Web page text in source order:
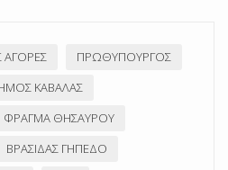
ΑΓΟΡΈΣ
ΠΡΩΘΥΠΟΥΡΓΌΣ
ΚΑΒΆΛΑΣ
ΦΡΆΓΜΑ ΘΗΣΑΥΡΟΎ
ΒΡΑΣΊΔΑΣ ΓΉΠΕΔΟ